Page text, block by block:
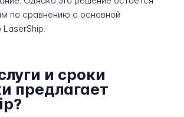
по сравнению с основной
и сроки
предлагает